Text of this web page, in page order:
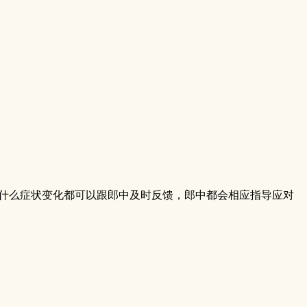
么症状变化都可以跟郎中及时反馈，郎中都会相应指导应对